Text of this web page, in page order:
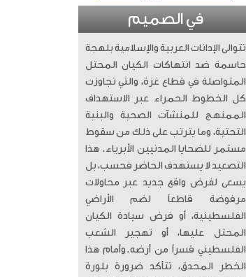
في الصميم
تتوالى الإدانات العربية والإسلامية بلهجة
حاسمة ضد انتهاكات الكيان المحتل
المتواصلة في قطاع غزة، والتي تجاوزت
كل الخطوط الحمراء عبر الاستهداف
الممنهج للمنشآت الصحية والبنية
التحتية، وما يترتب على ذلك من سقوط
مستمر للضحايا المدنيين الأبرياء. ​ هذا
التصعيد لا يستهدف الحاضر فحسب، بل
يسعى لفرض واقع جديد عبر محاولات
مرفوضة قاطعاً لضم الأراضي
الفلسطينية، أو فرض سيادة الكيان
المحتل عليها، أو تهجير الشعب
الفلسطيني قسراً من أرضه. ​وأمام هذا
الخطر المحدق، تتأكد ضرورة بلورة